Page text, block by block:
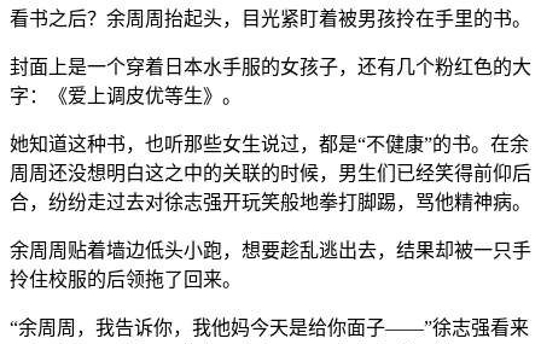
看书之后？余周周抬起头，目光紧盯着被男孩拎在手里的书。
封面上是一个穿着日本水手服的女孩子，还有几个粉红色的大
字：《爱上调皮优等生》。
她知道这种书，也听那些女生说过，都是“不健康”的书。在余
周周还没想明白这之中的关联的时候，男生们已经笑得前仰后
合，纷纷走过去对徐志强开玩笑般地拳打脚踢，骂他精神病。
余周周贴着墙边低头小跑，想要趁乱逃出去，结果却被一只手
拎住校服的后领拖了回来。
“余周周，我告诉你，我他妈今天是给你面子——”徐志强看来